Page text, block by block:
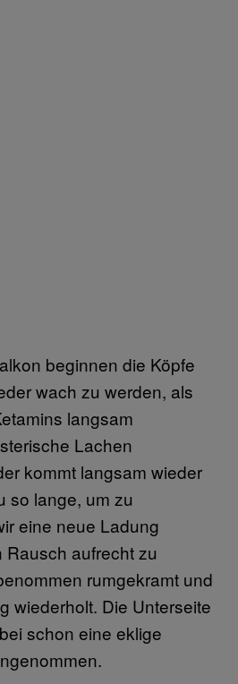
beginnen die Köpfe
wach zu werden, als
langsam
Lachen
kommt langsam wieder
lange, um zu
eine neue Ladung
aufrecht zu
rumgekramt und
wiederholt. Die Unterseite
schon eine eklige